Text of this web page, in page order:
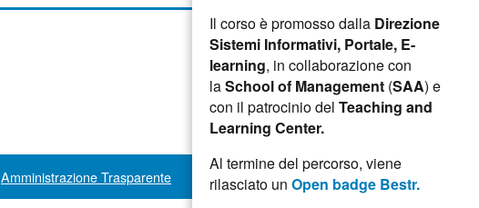
Il corso è promosso dalla Direzione
Sistemi Informativi, Portale, E-
learning, in collaborazione con
laSchool of Management (SAA) e
con il patrocinio delTeaching and
Learning Center.
Al termine del percorso, viene
rilasciato unOpen badge Bestr.
Amministrazione Trasparente